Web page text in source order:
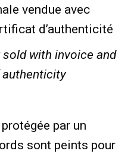
vendue avec
d’authenticité
sold with invoice and
protégée par un
sont peints pour